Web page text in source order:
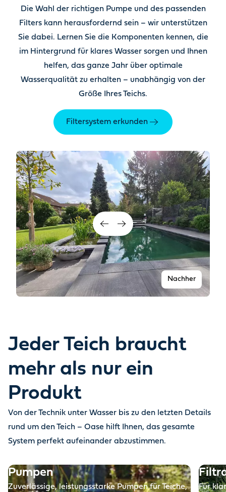
Die Wahl der richtigen Pumpe und des passenden
Filters kann herausfordernd sein – wir unterstützen
Sie dabei. Lernen Sie die Komponenten kennen, die
im Hintergrund für klares Wasser sorgen und Ihnen
helfen, das ganze Jahr über optimale
Wasserqualität zu erhalten – unabhängig von der
Größe Ihres Teichs.
Filtersystem erkunden
Nachher
Vorher
Jeder Teich braucht
mehr als nur ein
Produkt
Von der Technik unter Wasser bis zu den letzten Details
rund um den Teich – Oase hilft Ihnen, das gesamte
System perfekt aufeinander abzustimmen.
Pumpen
Zuverlässige, leistungsstarke Pumpen für Teiche,
Für